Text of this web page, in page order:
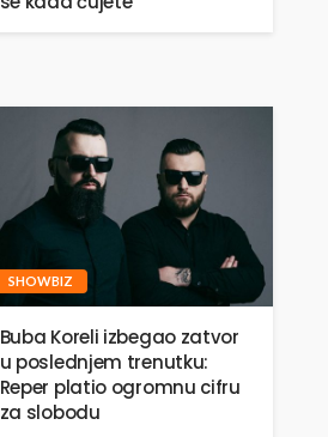
SHOWBIZ
Buba Koreli izbegao zatvor
u poslednjem trenutku:
Reper platio ogromnu cifru
za slobodu